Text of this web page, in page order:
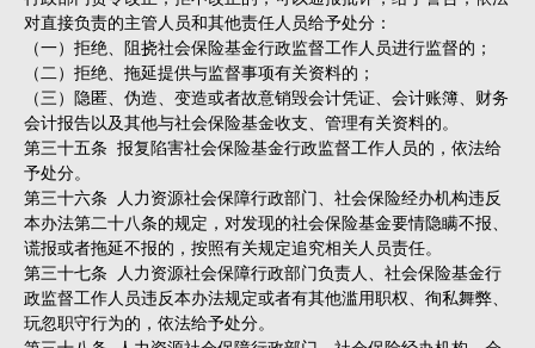
对直接负责的主管人员和其他责任人员给予处分：
（一）拒绝、阻挠社会保险基金行政监督工作人员进行监督的；
（二）拒绝、拖延提供与监督事项有关资料的；
（三）隐匿、伪造、变造或者故意销毁会计凭证、会计账簿、财务
会计报告以及其他与社会保险基金收支、管理有关资料的。
第三十五条 报复陷害社会保险基金行政监督工作人员的，依法给
予处分。
第三十六条 人力资源社会保障行政部门、社会保险经办机构违反
本办法第二十八条的规定，对发现的社会保险基金要情隐瞒不报、
谎报或者拖延不报的，按照有关规定追究相关人员责任。
第三十七条 人力资源社会保障行政部门负责人、社会保险基金行
政监督工作人员违反本办法规定或者有其他滥用职权、徇私舞弊、
玩忽职守行为的，依法给予处分。